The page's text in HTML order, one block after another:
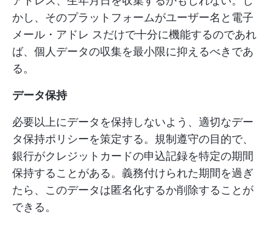
かし、そのプラットフォームがユーザー名と電子
メール・アドレ スだけで十分に機能するのであれ
ば、個人データの収集を最小限に抑えるべきであ
る。
データ保持
必要以上にデータを保持しないよう、適切なデー
タ保持ポリシーを策定する。規制遵守の目的で、
銀行がクレジットカードの申込記録を特定の期間
保持することがある。義務付けられた期間を過ぎ
たら、このデータは匿名化するか削除することが
できる。